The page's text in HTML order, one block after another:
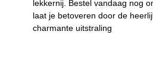
lekkernij. Bestel vandaag nog
laat je betoveren door de
charmante uitstraling